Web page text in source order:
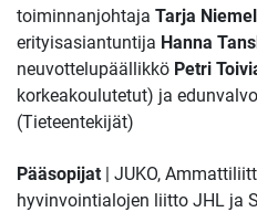
toiminnanjohtaja Tarja
erityisasiantuntija Hanna
neuvottelupäällikkö Petri
korkeakoulutetut) ja
(Tieteentekijät)
Pääsopijat | JUKO,
hyvinvointialojen liitto JHL ja